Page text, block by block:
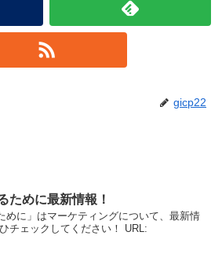
gicp22
ために最新情報！
めに」はマーケティングについて、最新情
チェックしてください！ URL: